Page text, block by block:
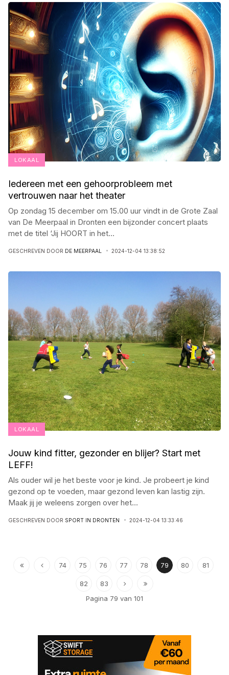
LOKAAL
Iedereen met een gehoorprobleem met
vertrouwen naar het theater
Op zondag 15 december om 15.00 uur vindt in de Grote Zaal
van De Meerpaal in Dronten een bijzonder concert plaats
met de titel ‘Jij HOORT in het...
GESCHREVEN DOOR DE MEERPAAL 2024-12-04 13:38:52
LOKAAL
Jouw kind fitter, gezonder en blijer? Start met
LEFF!
Als ouder wil je het beste voor je kind. Je probeert je kind
gezond op te voeden, maar gezond leven kan lastig zijn.
Maak jij je weleens zorgen over het...
GESCHREVEN DOOR SPORT IN DRONTEN 2024-12-04 13:33:46
74 75 76 77 78 79 80 81
82
83
Pagina 79 van 101